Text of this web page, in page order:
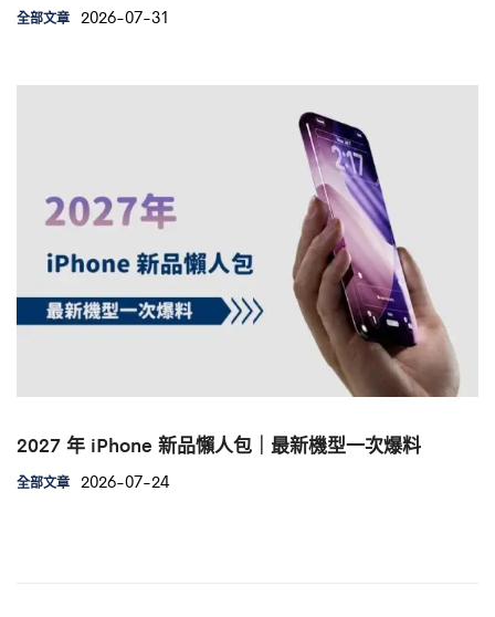
全部文章 2026-07-31
2027 年 iPhone 新品懶人包｜最新機型一次爆料
全部文章 2026-07-24